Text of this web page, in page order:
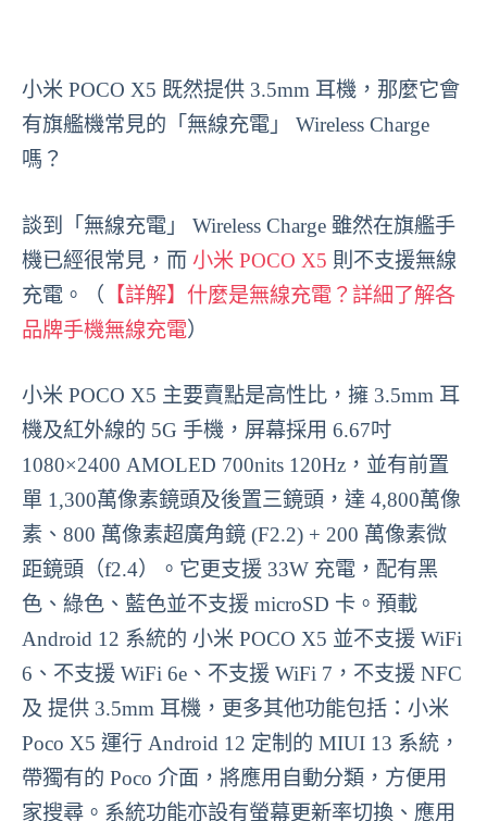
小米 POCO X5 既然提供 3.5mm 耳機，那麼它會
有旗艦機常見的「無線充電」 Wireless Charge
嗎？
談到「無線充電」 Wireless Charge 雖然在旗艦手
機已經很常見，而 小米 POCO X5 則不支援無線
充電。（ 【詳解】什麼是無線充電？詳細了解各
品牌手機無線充電）
小米 POCO X5 主要賣點是高性比，擁 3.5mm 耳
機及紅外線的 5G 手機，屏幕採用 6.67吋
1080×2400 AMOLED 700nits 120Hz，並有前置
單 1,300萬像素鏡頭及後置三鏡頭，達 4,800萬像
素、800 萬像素超廣角鏡 (F2.2) + 200 萬像素微
距鏡頭（f2.4）。它更支援 33W 充電，配有黑
色、綠色、藍色並不支援 microSD 卡。預載
Android 12 系統的 小米 POCO X5 並不支援 WiFi
6、不支援 WiFi 6e、不支援 WiFi 7，不支援 NFC
及 提供 3.5mm 耳機，更多其他功能包括：小米
Poco X5 運行 Android 12 定制的 MIUI 13 系統，
帶獨有的 Poco 介面，將應用自動分類，方便用
家搜尋。系統功能亦設有螢幕更新率切換、應用